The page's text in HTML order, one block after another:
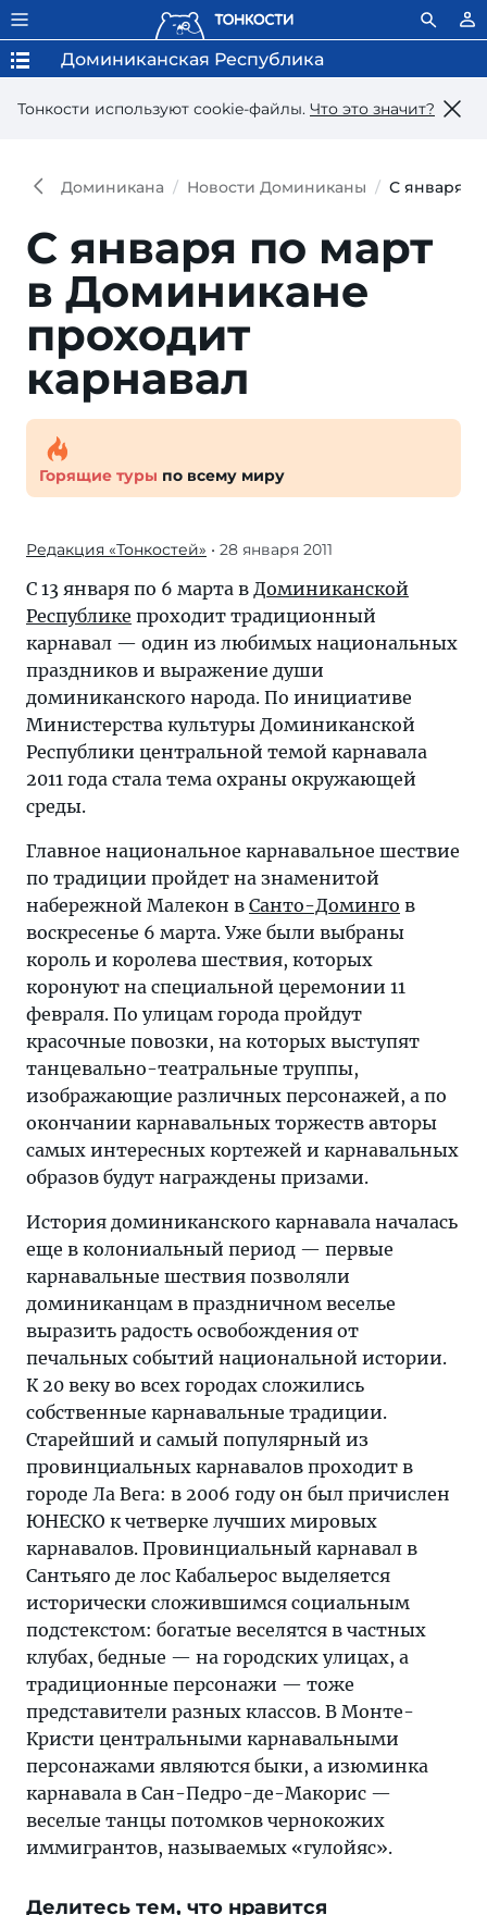
Тонкости используют сookie-файлы. Что это значит?
Доминиканская Республика
Доминикана Новости Доминиканы С января
С января по март
в Доминикане
проходит
карнавал
Горящие туры по всему миру
Редакция «Тонкостей» • 28 января 2011
С 13 января по 6 марта в Доминиканской
Республике проходит традиционный
карнавал — один из любимых национальных
праздников и выражение души
доминиканского народа. По инициативе
Министерства культуры Доминиканской
Республики центральной темой карнавала
2011 года стала тема охраны окружающей
среды.
Главное национальное карнавальное шествие
по традиции пройдет на знаменитой
набережной Малекон в Санто-Доминго в
воскресенье 6 марта. Уже были выбраны
король и королева шествия, которых
коронуют на специальной церемонии 11
февраля. По улицам города пройдут
красочные повозки, на которых выступят
танцевально-театральные труппы,
изображающие различных персонажей, а по
окончании карнавальных торжеств авторы
самых интересных кортежей и карнавальных
образов будут награждены призами.
История доминиканского карнавала началась
еще в колониальный период — первые
карнавальные шествия позволяли
доминиканцам в праздничном веселье
выразить радость освобождения от
печальных событий национальной истории.
К 20 веку во всех городах сложились
собственные карнавальные традиции.
Старейший и самый популярный из
провинциальных карнавалов проходит в
городе Ла Вега: в 2006 году он был причислен
ЮНЕСКО к четверке лучших мировых
карнавалов. Провинциальный карнавал в
Сантьяго де лос Кабальерос выделяется
исторически сложившимся социальным
подстекстом: богатые веселятся в частных
клубах, бедные — на городских улицах, а
традиционные персонажи — тоже
представители разных классов. В Монте-
Кристи центральными карнавальными
персонажами являются быки, а изюминка
карнавала в Сан-Педро-де-Макорис —
веселые танцы потомков чернокожих
иммигрантов, называемых «гулойяс».
Делитесь тем, что нравится